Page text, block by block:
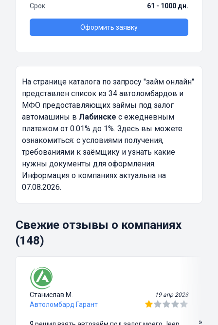
Срок
61 - 1000 дн.
Оформить заявку
На странице каталога по запросу "займ онлайн"
представлен список из 34 автоломбардов и
МФО предоставляющих займы под залог
автомашины в Лабинске с ежедневным
платежом от 0.01% до 1%. Здесь вы можете
ознакомиться: с условиями получения,
требованиями к заёмщику и узнать какие
нужны документы для оформления.
Информация о компаниях актуальна на
07.08.2026.
Свежие отзывы о компаниях
(148)
Станислав М. 19 апр 2023
Автоломбард Гарант
»